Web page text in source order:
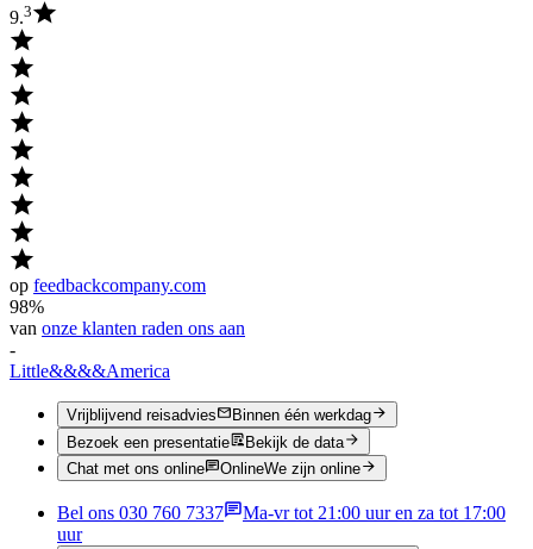
9.3
op feedbackcompany.com
98%
van onze klanten raden ons aan
-
Little&&&&America
Vrijblijvend reisadvies
Binnen één werkdag
Bezoek een presentatie
Bekijk de data
Chat met ons online
OnlineWe zijn online
Bel ons 030 760 7337
Ma-vr tot 21:00 uur en za tot 17:00
uur